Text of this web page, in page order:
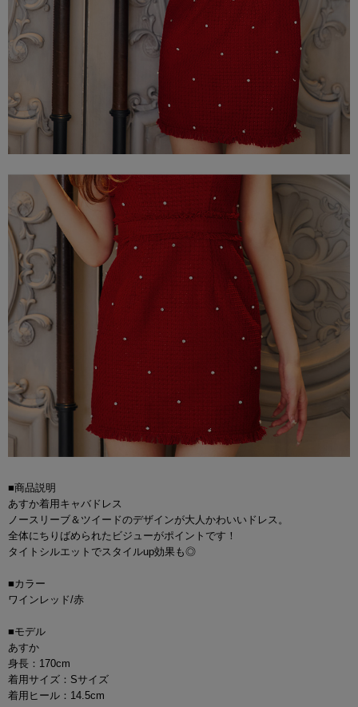
■商品説明
あすか着用キャバドレス
ノースリーブ＆ツイードのデザインが大人かわいいドレス。
全体にちりばめられたビジューがポイントです！
タイトシルエットでスタイルup効果も◎
■カラー
ワインレッド/赤
■モデル
あすか
身長：170cm
着用サイズ：Sサイズ
着用ヒール：14.5cm